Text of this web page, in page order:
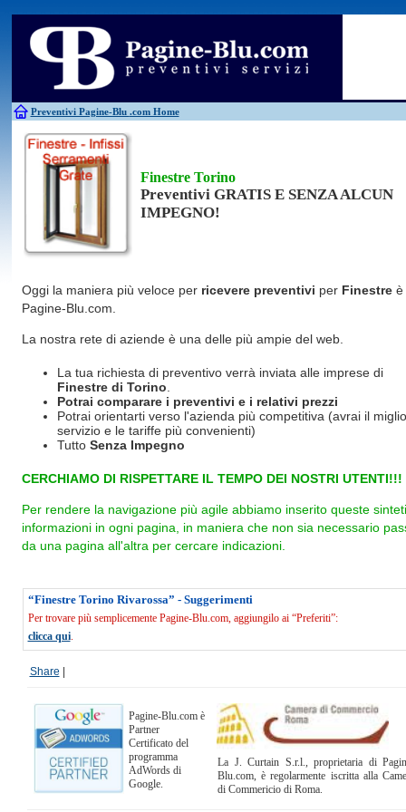
Preventivi Pagine-Blu .com Home
Antifurti
Allarme
Bagni chimici
Edilizia Giardinieri
Caldaie
Falegnami Idraulici
Canne fumarie
Finestre Torino
Preventivi GRATIS E SENZA ALCUN
IMPEGNO!
Oggi la maniera più veloce per ricevere preventivi per Finestreè
Pagine-Blu.com.
La nostra rete di aziende è una delle più ampie del web.
La tua richiesta di preventivo verrà inviata alle imprese di
Finestre di Torino
Potrai comparare i preventivi e i relativi prezzi
Potrai orientarti verso l'azienda più competitiva (avrai il
servizio e le tariffe più convenienti)
Tutto Senza Impegno
CERCHIAMO DI RISPETTARE IL TEMPO DEI NOSTRI UTENTI!!!
Per rendere la navigazione più agile abbiamo inserito queste
informazioni in ogni pagina, in maniera che non sia necessario
da una pagina all'altra per cercare indicazioni.
“Finestre Torino Rivarossa” - Suggerimenti
Per trovare più semplicemente Pagine-Blu.com, aggiungilo ai “Preferiti”:
clicca qui.
Share
Pagine-Blu.com è
Partner
Certificato del
programma
AdWords di
Google.
La J. Curtain S.r.l., proprietaria di
Blu.com, è regolarmente iscritta alla
di Commericio di Roma.